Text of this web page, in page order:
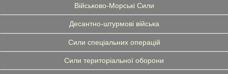
Військово-Морські Сили
Десантно-штурмові війська
Сили спеціальних операцій
Сили територіальної оборони